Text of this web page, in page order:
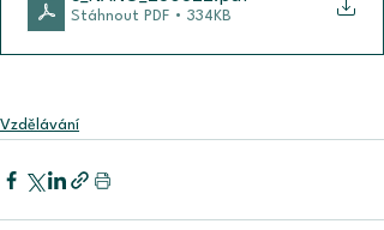
Stáhnout PDF • 334KB
Vzdělávání